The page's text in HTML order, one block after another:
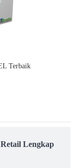
Terbaik
Lengkap